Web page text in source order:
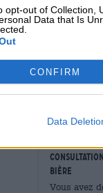
opt-out of Collection,
Data that Is
CONFIRM
Data
Mafia
L’équipe
son
BIÈRE
Vous avez